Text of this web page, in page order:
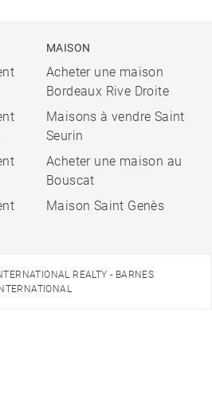
MAISON
Acheter une maison
Bordeaux Rive Droite
Maisons à vendre Saint
Seurin
Acheter une maison au
Bouscat
Maison Saint Genès
REALTY - BARNES